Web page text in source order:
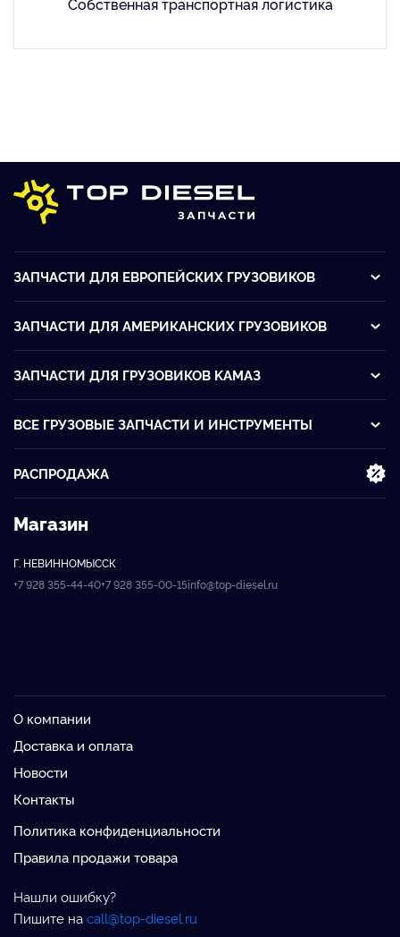
ЗАПЧАСТИ ДЛЯ ЕВРОПЕЙСКИХ ГРУЗОВИКОВ
ЗАПЧАСТИ ДЛЯ АМЕРИКАНСКИХ ГРУЗОВИКОВ
ЗАПЧАСТИ ДЛЯ ГРУЗОВИКОВ KАМАЗ
ВСЕ ГРУЗОВЫЕ ЗАПЧАСТИ И ИНСТРУМЕНТЫ
РАСПРОДАЖА
Магазин
Г. НЕВИННОМЫССК
+7 928 355-44-40+7 928 355-00-15info@top-diesel.ru
О компании
Доставка и оплата
Новости
Контакты
Политика конфиденциальности
Правила продажи товара
Нашли ошибку?
Пишите наcall@top-diesel.ru